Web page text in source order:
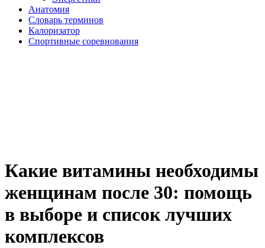
Анатомия
Словарь терминов
Калоризатор
Спортивные соревнования
Какие витамины необходимы
женщинам после 30: помощь
в выборе и список лучших
комплексов